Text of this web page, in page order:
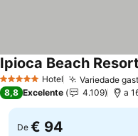
5 Estrelas Hotel Variedade
Ipioca Beach
8,8 Excelente 4.109 a
De € 94